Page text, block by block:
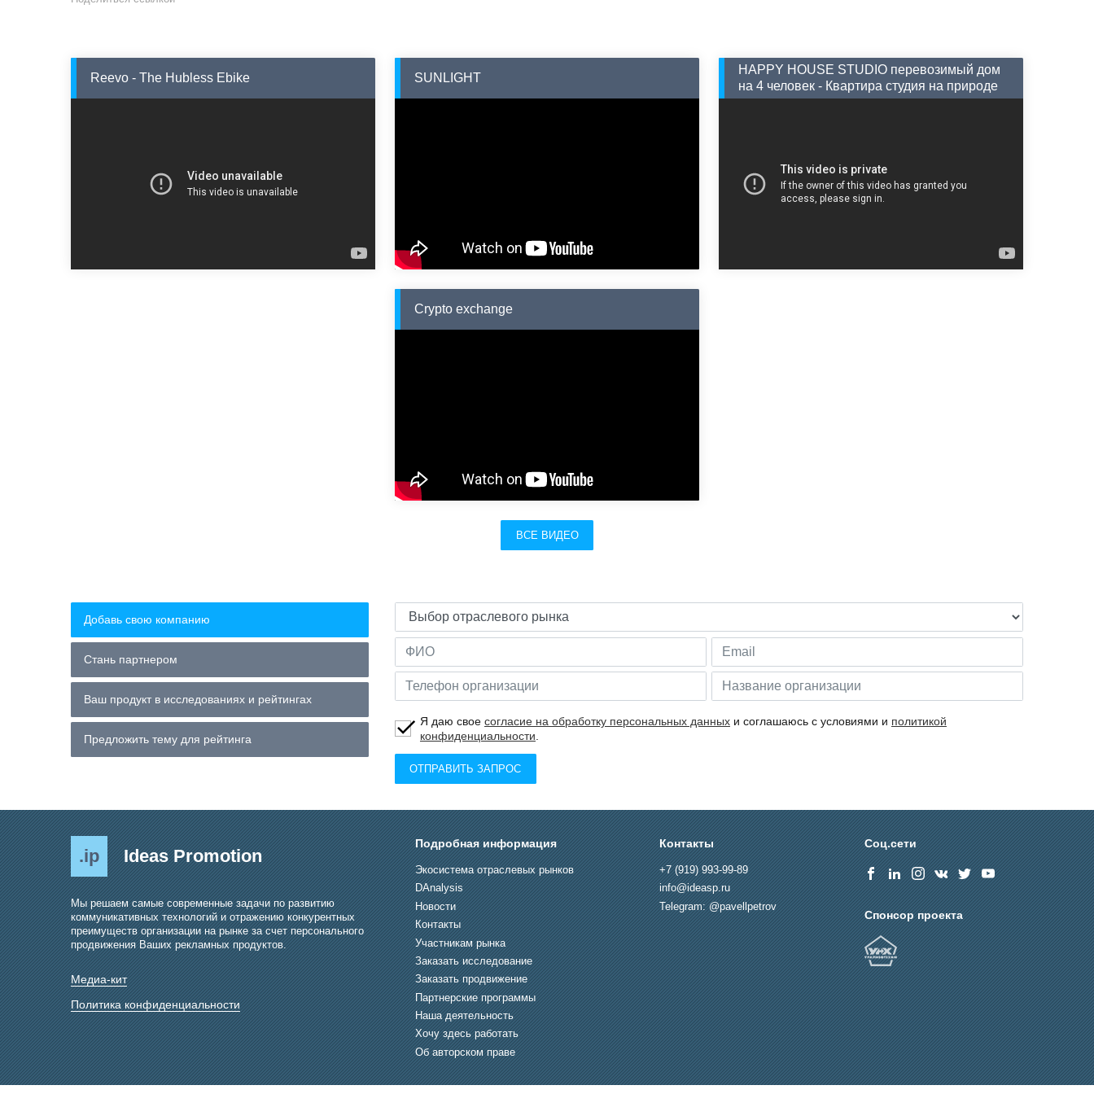
Reevo - The Hubless Ebike SUNLIGHT
HAPPY HOUSE STUDIO перевозимый дом
на 4 человек - Квартира студия на природе
Crypto exchange
ВСЕ ВИДЕО
Добавь свою компанию
Стань партнером
Ваш продукт в исследованиях и рейтингах
Предложить тему для рейтинга
Я даю свое согласие на обработку персональных данныхи соглашаюсь с условиями и политикой
конфиденциальности
ОТПРАВИТЬ ЗАПРОС
.ip Ideas Promotion
Мы решаем самые современные задачи по развитию
коммуникативных технологий и отражению конкурентных
преимуществ организации на рынке за счет персонального
продвижения Ваших рекламных продуктов.
Медиа-кит
Политика конфиденциальности
Подробная информация
Экосистема отраслевых рынков
DAnalysis
Новости
Контакты
Участникам рынка
Заказать исследование
Заказать продвижение
Партнерские программы
Наша деятельность
Хочу здесь работать
Об авторском праве
Контакты
+7 (919) 993-99-89
info@ideasp.ru
Telegram: @pavellpetrov
Соц.сети
Спонсор проекта